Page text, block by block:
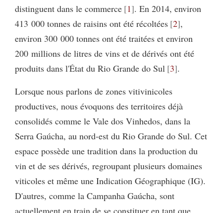
distinguent dans le commerce 1 . En 2014, environ
413 000 tonnes de raisins ont été récoltées 2 ,
environ 300 000 tonnes ont été traitées et environ
200 millions de litres de vins et de dérivés ont été
produits dans l'État du Rio Grande do Sul 3 .
Lorsque nous parlons de zones vitivinicoles
productives, nous évoquons des territoires déjà
consolidés comme le Vale dos Vinhedos, dans la
Serra Gaúcha, au nord-est du Rio Grande do Sul. Cet
espace possède une tradition dans la production du
vin et de ses dérivés, regroupant plusieurs domaines
viticoles et même une Indication Géographique (IG).
D'autres, comme la Campanha Gaúcha, sont
actuellement en train de se constituer en tant que